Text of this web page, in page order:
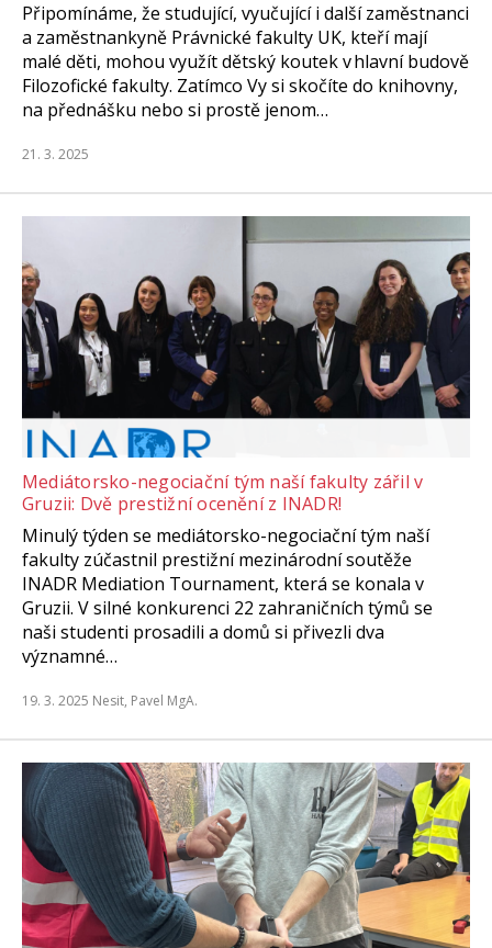
Připomínáme, že studující, vyučující i další zaměstnanci
a zaměstnankyně Právnické fakulty UK, kteří mají
malé děti, mohou využít dětský koutek v hlavní budově
Filozofické fakulty. Zatímco Vy si skočíte do knihovny,
na přednášku nebo si prostě jenom…
21. 3. 2025
Mediátorsko-negociační tým naší fakulty zářil v
Gruzii: Dvě prestižní ocenění z INADR!
Minulý týden se mediátorsko-negociační tým naší
fakulty zúčastnil prestižní mezinárodní soutěže
INADR Mediation Tournament, která se konala v
Gruzii. V silné konkurenci 22 zahraničních týmů se
naši studenti prosadili a domů si přivezli dva
významné…
19. 3. 2025 Nesit, Pavel MgA.